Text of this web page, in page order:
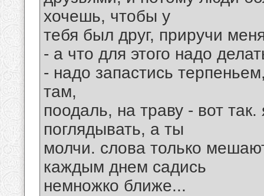
хочешь, чтобы у
тебя был друг, приручи
- а что для этого надо
- надо запастись
там,
поодаль, на траву - вот
поглядывать, а ты
молчи. слова только
каждым днем садись
немножко ближе...